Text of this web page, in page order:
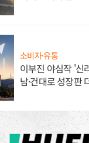
소비자·유통
이부진 야심작 '신
남·건대로 성장판